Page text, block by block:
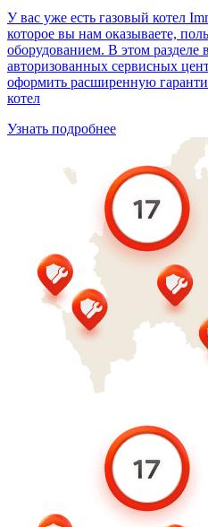
У вас уже есть газовый котел
которое вы нам оказываете,
оборудованием. В этом разделе
авторизованных сервисных
оформить расширенную
котел
Узнать подробнее